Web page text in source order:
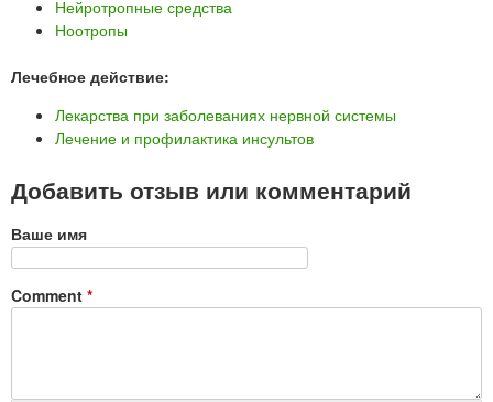
Нейротропные средства
Ноотропы
Лечебное действие:
Лекарства при заболеваниях нервной системы
Лечение и профилактика инсультов
Добавить отзыв или комментарий
Ваше имя
Comment *